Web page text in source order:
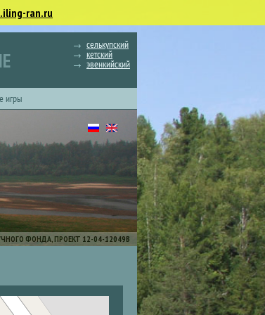
ran.ru
селькупский
кетский
эвенкийский
игры
ФОНДА, ПРОЕКТ 12-04-12049В